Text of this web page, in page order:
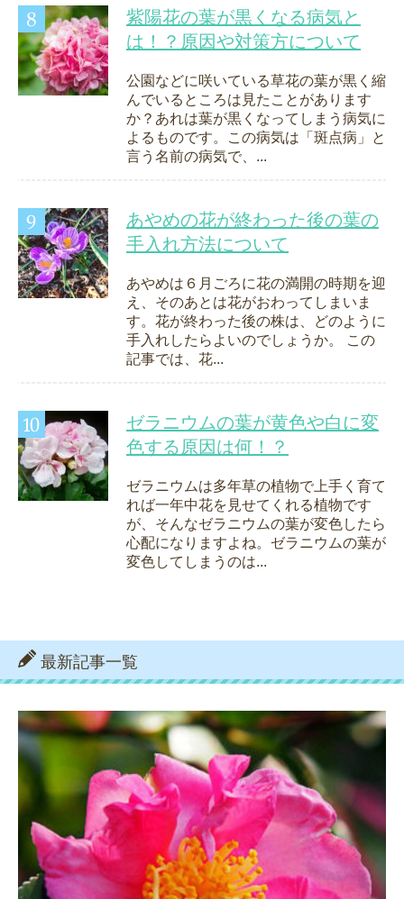
紫陽花の葉が黒くなる病気と
は！？原因や対策方について
公園などに咲いている草花の葉が黒く縮
んでいるところは見たことがあります
か？あれは葉が黒くなってしまう病気に
よるものです。この病気は「斑点病」と
言う名前の病気で、...
あやめの花が終わった後の葉の
手入れ方法について
あやめは６月ごろに花の満開の時期を迎
え、そのあとは花がおわってしまいま
す。花が終わった後の株は、どのように
手入れしたらよいのでしょうか。 この
記事では、花...
ゼラニウムの葉が黄色や白に変
色する原因は何！？
ゼラニウムは多年草の植物で上手く育て
れば一年中花を見せてくれる植物です
が、そんなゼラニウムの葉が変色したら
心配になりますよね。ゼラニウムの葉が
変色してしまうのは...
最新記事一覧